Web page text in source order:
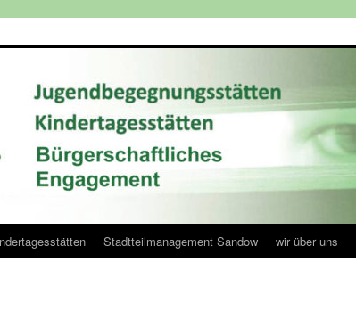
Stadtteilmanagement Sandow wir über uns